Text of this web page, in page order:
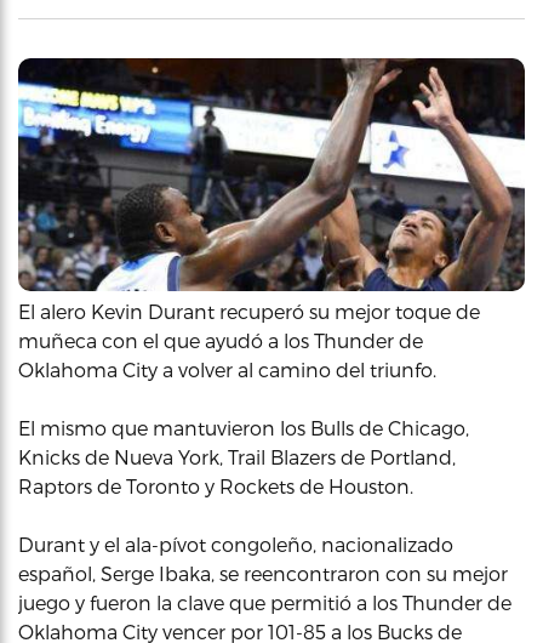
El alero Kevin Durant recuperó su mejor toque de
muñeca con el que ayudó a los Thunder de
Oklahoma City a volver al camino del triunfo.
El mismo que mantuvieron los Bulls de Chicago,
Knicks de Nueva York, Trail Blazers de Portland,
Raptors de Toronto y Rockets de Houston.
Durant y el ala-pívot congoleño, nacionalizado
español, Serge Ibaka, se reencontraron con su mejor
juego y fueron la clave que permitió a los Thunder de
Oklahoma City vencer por 101-85 a los Bucks de